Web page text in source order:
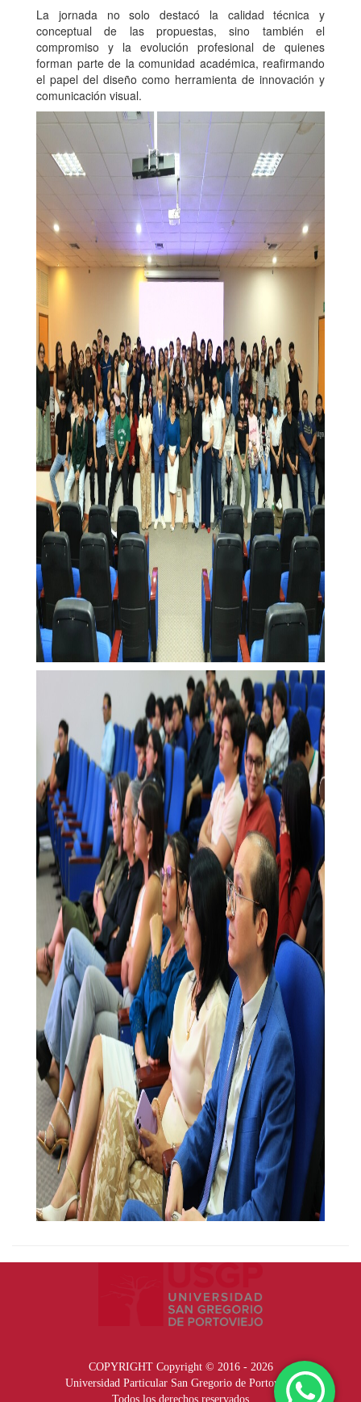
La jornada no solo destacó la calidad técnica y
conceptual de las propuestas, sino también el
compromiso y la evolución profesional de quienes
forman parte de la comunidad académica, reafirmando
el papel del diseño como herramienta de innovación y
comunicación visual.
COPYRIGHT Copyright © 2016 - 2026
Universidad Particular San Gregorio de Portoviejo
Todos los derechos reservados